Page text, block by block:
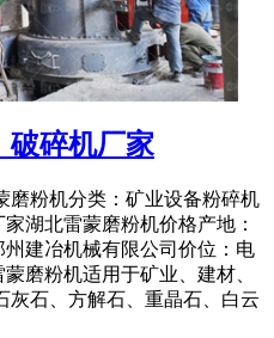
破碎机厂家
磨粉机分类：矿业设备粉碎机
湖北雷蒙磨粉机价格产地：
建冶机械有限公司价位：电
磨粉机适用于矿业、建材、
灰石、方解石、重晶石、白云